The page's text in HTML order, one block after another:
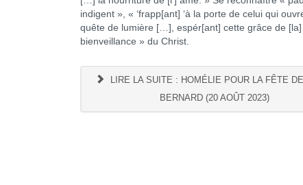
indigent », « ‘frapp[ant] ‘à la porte de celui qui
quête de lumière […], espér[ant] cette grâce de [la]
bienveillance » du Christ.
LIRE LA SUITE : HOMÉLIE POUR LA FÊTE
BERNARD (20 AOÛT 2023)